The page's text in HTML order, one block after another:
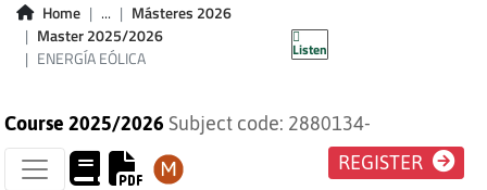
Home ...
Másteres 2026
Master 2025/2026
ENERGÍA EÓLICA
Listen
ENERGÍA EÓLICA
Course 2025/2026 Subject code: 2880134-
REGISTER